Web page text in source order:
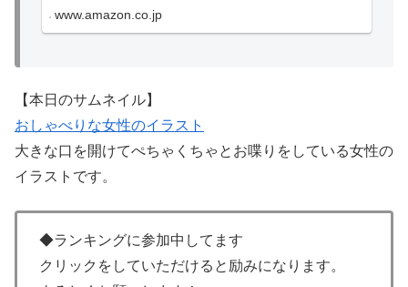
www.amazon.co.jp
【本日のサムネイル】
おしゃべりな女性のイラスト
大きな口を開けてぺちゃくちゃとお喋りをしている女性の
イラストです。
◆ランキングに参加中してます
クリックをしていただけると励みになります。